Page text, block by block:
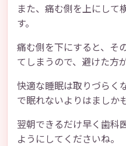
また、痛む側を上にして
す。
痛む側を下にすると、そ
てしまうので、避けた方
快適な睡眠は取りづらく
で眠れないよりはましか
翌朝できるだけ早く歯科
ようにしてくださいね。